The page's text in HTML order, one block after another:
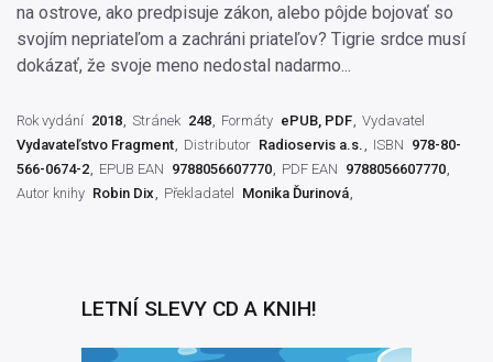
na ostrove, ako predpisuje zákon, alebo pôjde bojovať so
svojím nepriateľom a zachráni priateľov? Tigrie srdce musí
dokázať, že svoje meno nedostal nadarmo...
Rok vydání 2018 Stránek 248 Formáty ePUB, PDF Vydavatel
Vydavateľstvo Fragment
Distributor Radioservis a.s. ISBN 978-80-
566-0674-2
EPUB EAN 9788056607770 PDF EAN 9788056607770
Autor knihy Robin Dix Překladatel Monika Ďurinová
LETNÍ SLEVY CD A KNIH!